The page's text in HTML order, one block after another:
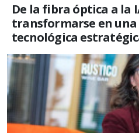
De la fibra óptica a la
transformarse en una
tecnológica